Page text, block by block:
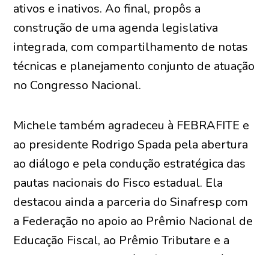
ativos e inativos. Ao final, propôs a
construção de uma agenda legislativa
integrada, com compartilhamento de notas
técnicas e planejamento conjunto de atuação
no Congresso Nacional.
Michele também agradeceu à FEBRAFITE e
ao presidente Rodrigo Spada pela abertura
ao diálogo e pela condução estratégica das
pautas nacionais do Fisco estadual. Ela
destacou ainda a parceria do Sinafresp com
a Federação no apoio ao Prêmio Nacional de
Educação Fiscal, ao Prêmio Tributare e a